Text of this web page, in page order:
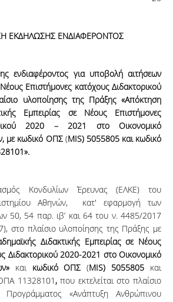
ΕΚΔΗΛΩΣΗΣ ΕΝΔΙΑΦΕΡΟΝΤΟΣ
ενδιαφέροντος για υποβολή αιτήσεων
Επιστήμονες κατόχους Διδακτορικού
υλοποίησης της Πράξης «Απόκτηση
Εμπειρίας σε Νέους Επιστήμονες
2020 – 2021 στο Οικονομικό
με κωδικό ΟΠΣ(MIS) 5055805 και κωδικό
».
Κονδυλίων Έρευνας (ΕΛΚΕ) του
Αθηνών, κατ' εφαρμογή των
50, 54 παρ. ιβ’ και 64 του ν. 4485/2017
στο πλαίσιο υλοποίησης της Πράξης με
Διδακτικής Εμπειρίας σε Νέους
Διδακτορικού 2020-2021 στο Οικονομικό
και κωδικό ΟΠΣ (MIS) 5055805 και
11328101 ,που εκτελείται στο πλαίσιο
Προγράμματος «Ανάπτυξη Ανθρώπινου